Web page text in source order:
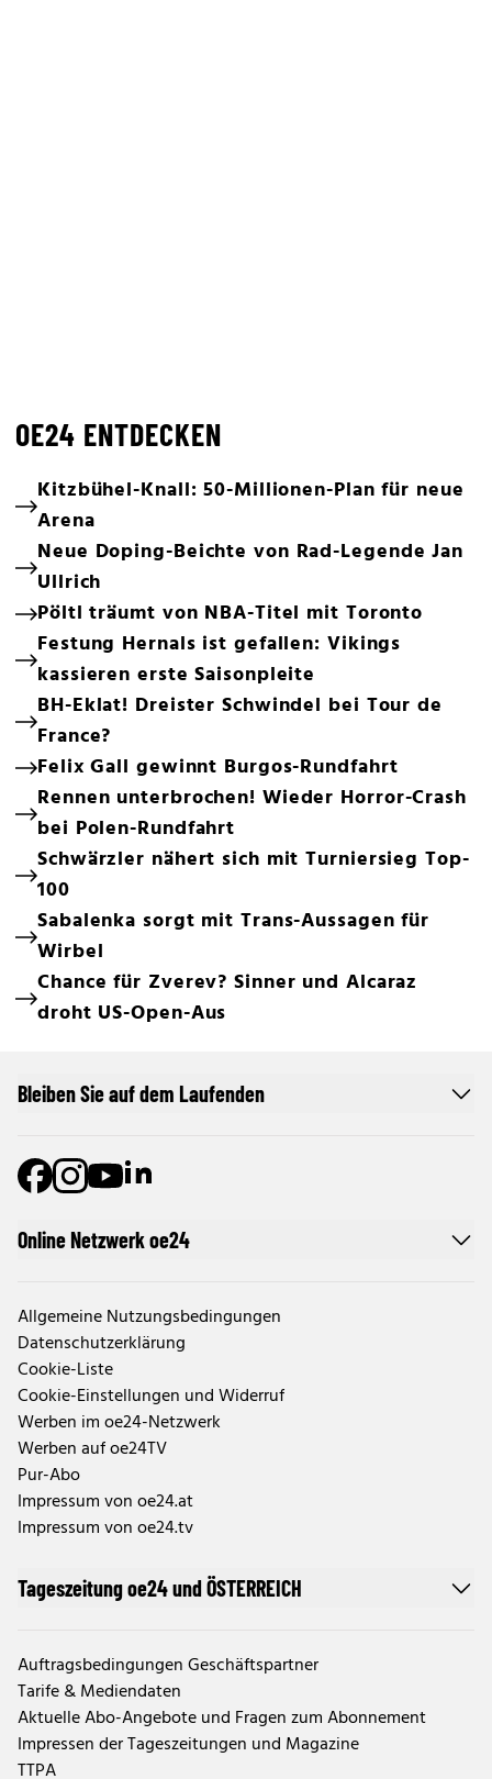
OE24 ENTDECKEN
Kitzbühel-Knall: 50-Millionen-Plan für neue
Arena
Neue Doping-Beichte von Rad-Legende Jan
Ullrich
Pöltl träumt von NBA-Titel mit Toronto
Festung Hernals ist gefallen: Vikings
kassieren erste Saisonpleite
BH-Eklat! Dreister Schwindel bei Tour de
France?
Felix Gall gewinnt Burgos-Rundfahrt
Rennen unterbrochen! Wieder Horror-Crash
bei Polen-Rundfahrt
Schwärzler nähert sich mit Turniersieg Top-
100
Sabalenka sorgt mit Trans-Aussagen für
Wirbel
Chance für Zverev? Sinner und Alcaraz
droht US-Open-Aus
Online Netzwerk oe24
Allgemeine Nutzungsbedingungen
Datenschutzerklärung
Cookie-Liste
Cookie-Einstellungen und Widerruf
Werben im oe24-Netzwerk
Werben auf oe24TV
Pur-Abo
Impressum von oe24.at
Impressum von oe24.tv
Tageszeitung oe24 und ÖSTERREICH
Auftragsbedingungen Geschäftspartner
Tarife & Mediendaten
Aktuelle Abo-Angebote und Fragen zum Abonnement
Impressen der Tageszeitungen und Magazine
TTPA
Bleiben Sie auf dem Laufenden